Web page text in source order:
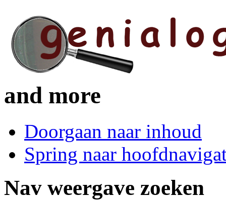
and more
Doorgaan naar inhoud
Spring naar
Nav weergave zoeken